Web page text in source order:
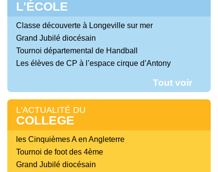
L'ÉCOLE
Classe découverte à Longeville sur mer
Grand Jubilé diocésain
Tournoi départemental de Handball
Les élèves de CP à l’espace cirque d’Antony
Tout voir
L'ACTUALITÉ DU
COLLEGE
les Cinquièmes A en Angleterre
Tournoi de foot des 4ème
Grand Jubilé diocésain